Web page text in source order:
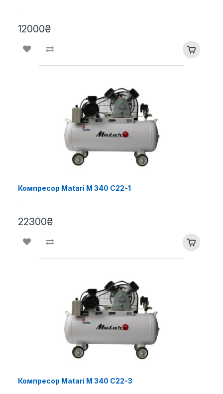
12000₴
Компресор Matari M 340 C22-1
22300₴
Компресор Matari M 340 C22-3